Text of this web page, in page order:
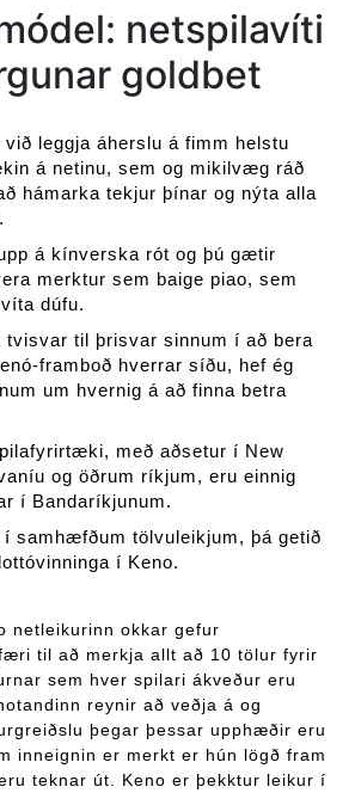
netspilavíti
goldbet
við leggja áherslu á fimm helstu
á netinu, sem og mikilvæg ráð
hámarka tekjur þínar og nýta alla
á kínverska rót og þú gætir
merktur sem baige piao, sem
dúfu.
tvisvar til þrisvar sinnum í að bera
framboð hverrar síðu, hef ég
um hvernig á að finna betra
með aðsetur í New
og öðrum ríkjum, eru einnig
í Bandaríkjunum.
samhæfðum tölvuleikjum, þá getið
í Keno.
netleikurinn okkar gefur
til að merkja allt að 10 tölur fyrir
sem hver spilari ákveður eru
reynir að veðja á og
þegar þessar upphæðir eru
inneignin er merkt er hún lögð fram
teknar út. Keno er þekktur leikur í